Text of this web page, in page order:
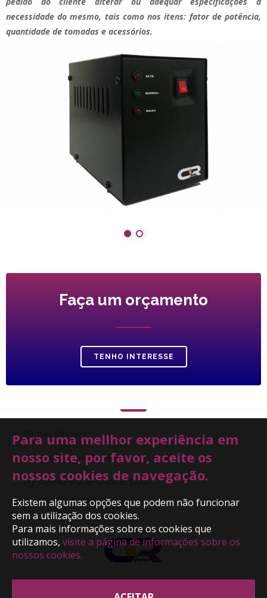
necessidade do mesmo, tais como nos itens: fator de potência,
quantidade de tomadas e acessórios.
Faça um orçamento
TENHO INTERESSE
vendas@crenergia.com.br
Segunda à Sexta: 07h30 ás 17h30
(54) 3225.6669
Para uma mellhor experiência em
nosso site, por favor, aceite os
nossos cookies de navegação.
Existem algumas opções que podem não funcionar
sem a utilização dos cookies.
Para mais informações sobre os cookies que
utilizamos, visite a página de informações sobre os
nossos cookies.